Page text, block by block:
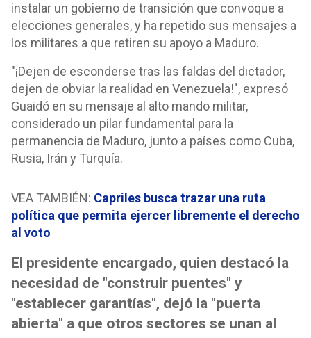
instalar un gobierno de transición que convoque a
elecciones generales, y ha repetido sus mensajes a
los militares a que retiren su apoyo a Maduro.
"¡Dejen de esconderse tras las faldas del dictador,
dejen de obviar la realidad en Venezuela!", expresó
Guaidó en su mensaje al alto mando militar,
considerado un pilar fundamental para la
permanencia de Maduro, junto a países como Cuba,
Rusia, Irán y Turquía.
VEA TAMBIÉN: Capriles busca trazar una ruta
política que permita ejercer libremente el derecho
al voto
El presidente encargado, quien destacó la
necesidad de "construir puentes" y
"establecer garantías", dejó la "puerta
abierta" a que otros sectores se unan al